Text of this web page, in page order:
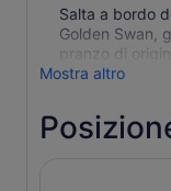
Salta a bordo
Golden Swan,
pranzo di
Mostra altro